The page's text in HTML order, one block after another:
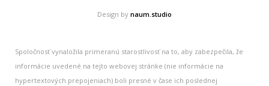
Design by naum.studio
Spoločnosť vynaložila primeranú starostlivosť na to, aby zabezpečila, že
informácie uvedené na tejto webovej stránke (nie informácie na
hypertextových prepojeniach) boli presné v čase ich poslednej